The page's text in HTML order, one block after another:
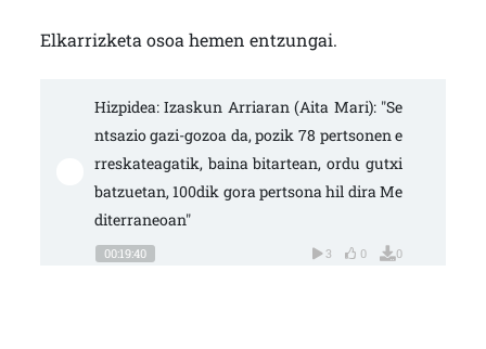
Elkarrizketa osoa hemen entzungai.
Hizpidea: Izaskun Arriaran (Aita Mari): "Se
ntsazio gazi-gozoa da, pozik 78 pertsonen e
rreskateagatik, baina bitartean, ordu gutxi
batzuetan, 100dik gora pertsona hil dira Me
diterraneoan"
00:19:40 3 0 0